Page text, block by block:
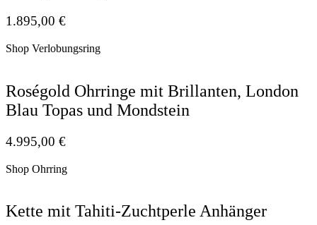
1.895,00 €
Shop Verlobungsring
Roségold Ohrringe mit Brillanten, London
Blau Topas und Mondstein
4.995,00 €
Shop Ohrring
Kette mit Tahiti-Zuchtperle Anhänger